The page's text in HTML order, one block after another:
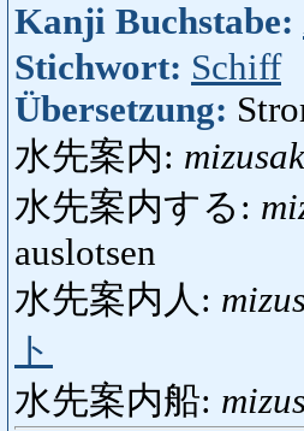
Kanji Buchstabe:
Stichwort: Schiff
Übersetzung:
水先案内:
水先案内する:
auslotsen
水先案内人:
ト
水先案内船: